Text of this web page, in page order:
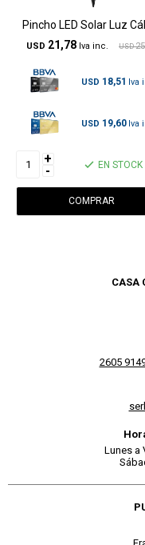
Pincho LED Solar Luz
USD 21,78 USD
USD 18,51
USD 19,60
+
- EN STOCK
CASA
2605
Lunes a